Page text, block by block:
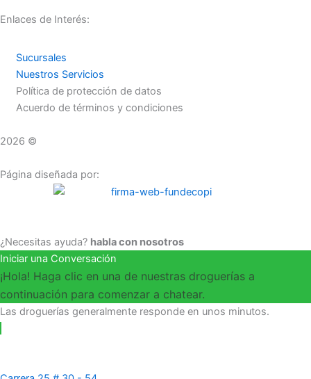
Enlaces de Interés:
Sucursales
Nuestros Servicios
Política de protección de datos
Acuerdo de términos y condiciones
2026 ©
Página diseñada por:
¿Necesitas ayuda? habla con nosotros
Iniciar una Conversación
¡Hola! Haga clic en una de nuestras droguerías a
continuación para comenzar a chatear.
Las droguerías generalmente responde en unos minutos.